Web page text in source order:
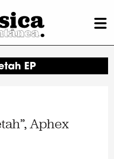
EP
Aphex